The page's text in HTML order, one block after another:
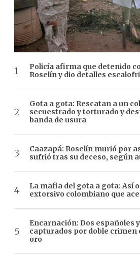
Policía afirma que detenido
Roselín y dio detalles
Gota a gota: Rescatan a un
secuestrado y torturado y
banda de usura
Caazapá: Roselín murió por
sufrió tras su deceso, según
La mafia del gota a gota: Así
extorsivo colombiano que
Encarnación: Dos españoles
capturados por doble crimen
oro